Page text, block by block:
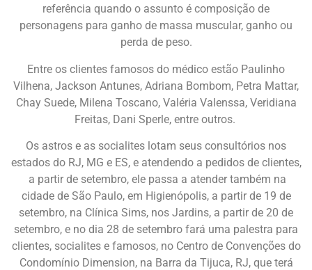
referência quando o assunto é composição de
personagens para ganho de massa muscular, ganho ou
perda de peso.
Entre os clientes famosos do médico estão Paulinho
Vilhena, Jackson Antunes, Adriana Bombom, Petra Mattar,
Chay Suede, Milena Toscano, Valéria Valenssa, Veridiana
Freitas, Dani Sperle, entre outros.
Os astros e as socialites lotam seus consultórios nos
estados do RJ, MG e ES, e atendendo a pedidos de clientes,
a partir de setembro, ele passa a atender também na
cidade de São Paulo, em Higienópolis, a partir de 19 de
setembro, na Clínica Sims, nos Jardins, a partir de 20 de
setembro, e no dia 28 de setembro fará uma palestra para
clientes, socialites e famosos, no Centro de Convenções do
Condomínio Dimension, na Barra da Tijuca, RJ, que terá